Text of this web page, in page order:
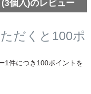
個入)のレビュー
だくと100ポ
1件につき100ポイントを